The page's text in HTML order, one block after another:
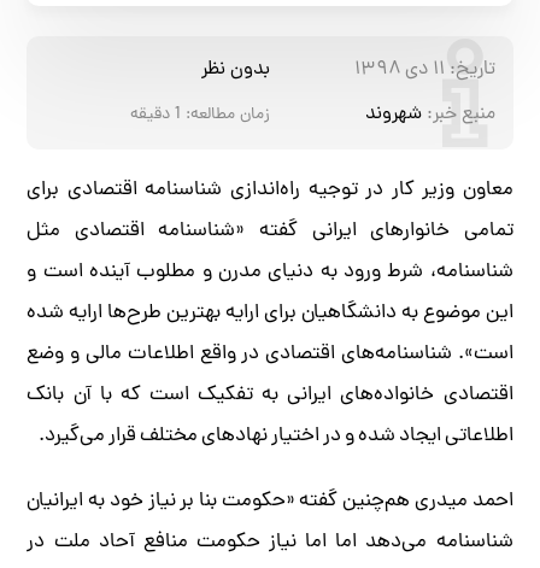
تاریخ: ۱۱ دی ۱۳۹۸
بدون نظر
منبع خبر: شهروند زمان مطالعه: 1دقیقه
معاون وزیر کار در توجیه راه‌اندازی شناسنامه اقتصادی برای
تمامی خانوارهای ایرانی گفته «شناسنامه اقتصادی مثل
شناسنامه، شرط ورود به دنیای مدرن و مطلوب آینده است و
این موضوع به دانشگاهیان برای ارایه بهترین طرح‌ها ارایه شده
است». شناسنامه‌های اقتصادی در واقع اطلاعات مالی و وضع
اقتصادی خانواده‌های ایرانی به تفکیک است که با آن بانک
اطلاعاتی ایجاد شده و در اختیار نهادهای مختلف قرار می‌گیرد.
احمد میدری هم‌چنین گفته «حکومت بنا بر نیاز خود به ایرانیان
شناسنامه می‌دهد اما اما نیاز حکومت منافع آحاد ملت در